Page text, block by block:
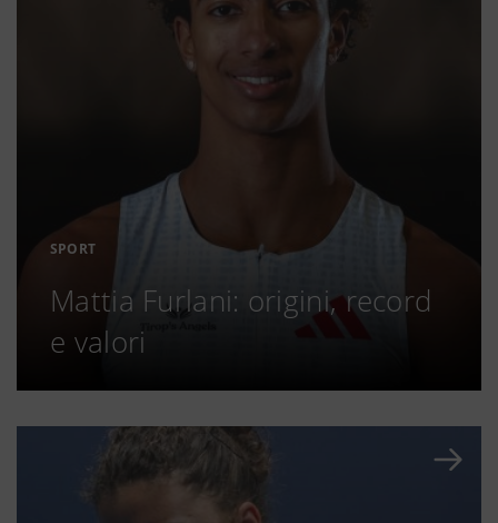
SPORT
Mattia Furlani: origini, record
e valori